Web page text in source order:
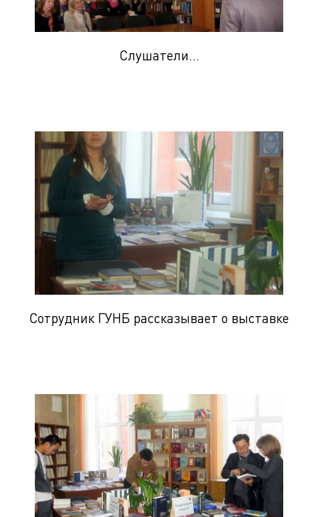
Слушатели...
Сотрудник ГУНБ рассказывает о выставке